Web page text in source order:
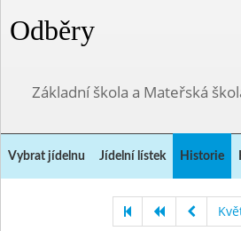
Odběry
Základní škola a Mateřská
Vybrat jídelnu Jídelní lístek Historie